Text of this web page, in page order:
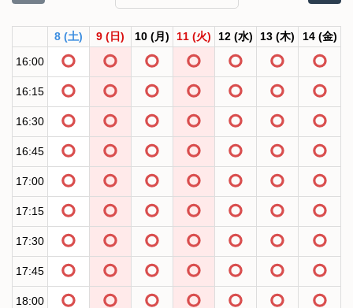
8 (土) 9 (日) 10 (月) 11 (火) 12 (水) 13 (木) 14 (金)
16:00
16:15
16:30
16:45
17:00
17:15
17:30
17:45
18:00